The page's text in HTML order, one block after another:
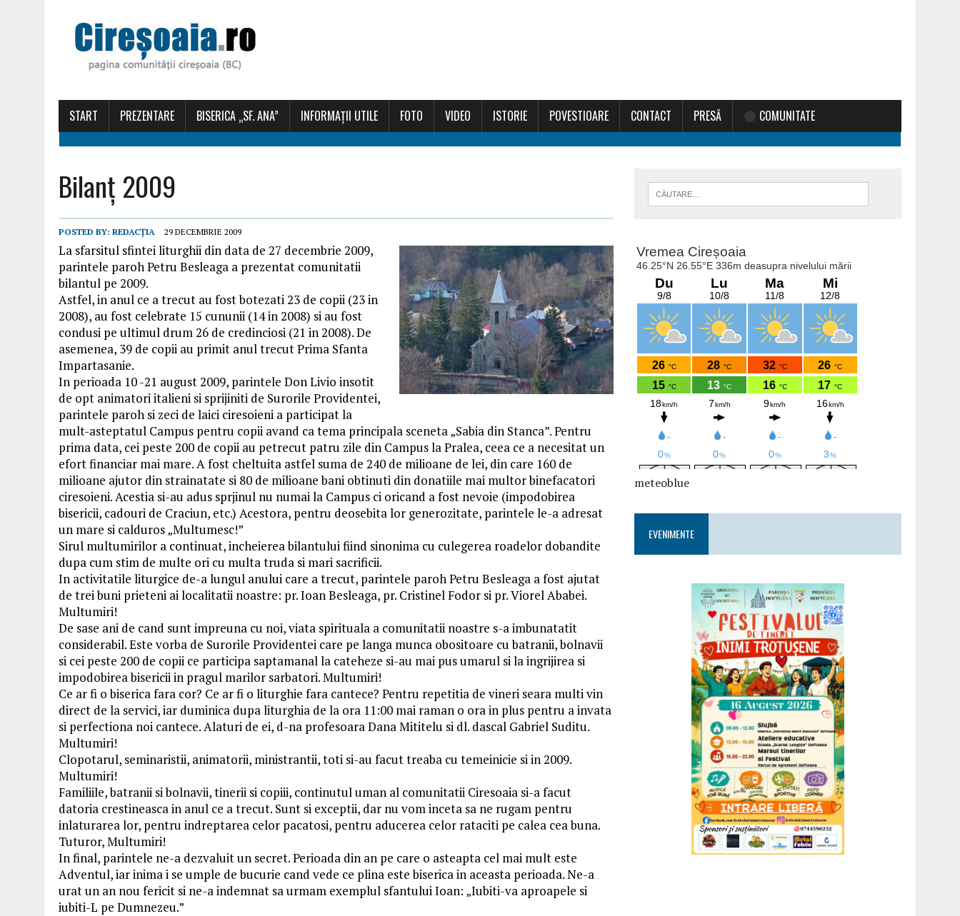
START PREZENTARE BISERICA „SF. ANA” INFORMAȚII UTILE FOTO VIDEO ISTORIE POVESTIOARE CONTACT PRESĂ COMUNITATE
Bilanț 2009
POSTED BY: REDACȚIA 29 DECEMBRIE 2009
La sfarsitul sfintei liturghii din data de 27 decembrie 2009,
parintele paroh Petru Besleaga a prezentat comunitatii
bilantul pe 2009.
Astfel, in anul ce a trecut au fost botezati 23 de copii (23 in
2008), au fost celebrate 15 cununii (14 in 2008) si au fost
condusi pe ultimul drum 26 de credinciosi (21 in 2008). De
asemenea, 39 de copii au primit anul trecut Prima Sfanta
Impartasanie.
In perioada 10 -21 august 2009, parintele Don Livio insotit
de opt animatori italieni si sprijiniti de Surorile Providentei,
parintele paroh si zeci de laici ciresoieni a participat la
mult-asteptatul Campus pentru copii avand ca tema principala sceneta „Sabia din Stanca”. Pentru
prima data, cei peste 200 de copii au petrecut patru zile din Campus la Pralea, ceea ce a necesitat un
efort financiar mai mare. A fost cheltuita astfel suma de 240 de milioane de lei, din care 160 de
milioane ajutor din strainatate si 80 de milioane bani obtinuti din donatiile mai multor binefacatori
ciresoieni. Acestia si-au adus sprjinul nu numai la Campus ci oricand a fost nevoie (impodobirea
bisericii, cadouri de Craciun, etc.) Acestora, pentru deosebita lor generozitate, parintele le-a adresat
un mare si calduros „Multumesc!”
Sirul multumirilor a continuat, incheierea bilantului fiind sinonima cu culegerea roadelor dobandite
dupa cum stim de multe ori cu multa truda si mari sacrificii.
In activitatile liturgice de-a lungul anului care a trecut, parintele paroh Petru Besleaga a fost ajutat
de trei buni prieteni ai localitatii noastre: pr. Ioan Besleaga, pr. Cristinel Fodor si pr. Viorel Ababei.
Multumiri!
De sase ani de cand sunt impreuna cu noi, viata spirituala a comunitatii noastre s-a imbunatatit
considerabil. Este vorba de Surorile Providentei care pe langa munca obositoare cu batranii, bolnavii
si cei peste 200 de copii ce participa saptamanal la cateheze si-au mai pus umarul si la ingrijirea si
impodobirea bisericii in pragul marilor sarbatori. Multumiri!
Ce ar fi o biserica fara cor? Ce ar fi o liturghie fara cantece? Pentru repetitia de vineri seara multi vin
direct de la servici, iar duminica dupa liturghia de la ora 11:00 mai raman o ora in plus pentru a invata
si perfectiona noi cantece. Alaturi de ei, d-na profesoara Dana Mititelu si dl. dascal Gabriel Suditu.
Multumiri!
Clopotarul, seminaristii, animatorii, ministrantii, toti si-au facut treaba cu temeinicie si in 2009.
Multumiri!
Familiile, batranii si bolnavii, tinerii si copiii, continutul uman al comunitatii Ciresoaia si-a facut
datoria crestineasca in anul ce a trecut. Sunt si exceptii, dar nu vom inceta sa ne rugam pentru
inlaturarea lor, pentru indreptarea celor pacatosi, pentru aducerea celor rataciti pe calea cea buna.
Tuturor, Multumiri!
In final, parintele ne-a dezvaluit un secret. Perioada din an pe care o asteapta cel mai mult este
Adventul, iar inima i se umple de bucurie cand vede ce plina este biserica in aceasta perioada. Ne-a
urat un an nou fericit si ne-a indemnat sa urmam exemplul sfantului Ioan: „Iubiti-va aproapele si
iubiti-L pe Dumnezeu.”
meteoblue
EVENIMENTE